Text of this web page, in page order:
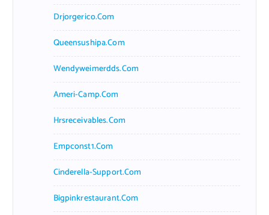
Drjorgerico.com
Queensushipa.com
Wendyweimerdds.com
Ameri-Camp.com
Hrsreceivables.com
Empconst1.com
Cinderella-Support.com
Bigpinkrestaurant.com